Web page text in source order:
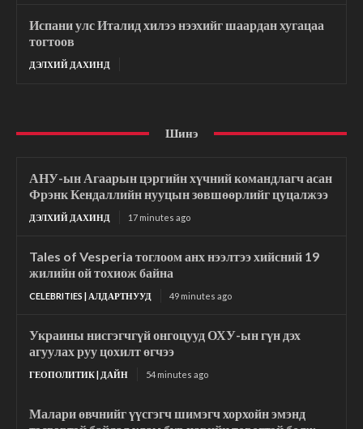
Испани улс Италид хилээ нээхийг шаардан хугацаа
тогтоов
ДЭЛХИЙ ДАХИНД
Шинэ
АНУ-ын Агаарын цэргийн хүчний командлагч асан
Фрэнк Кендаллийн нууцын зөвшөөрлийг цуцалжээ
ДЭЛХИЙ ДАХИНД 17 minutes ago
Tales of Vesperia тоглоом анх нээлтээ хийсний 19
жилийн ой тохиож байна
CELEBRITIES | АЛДАРТНУУД 49 minutes ago
Украины нисгэгчгүй онгоцууд ОХУ-ын гүн дэх
агуулах руу цохилт өгчээ
ГЕОПОЛИТИК | ДАЙН 54 minutes ago
Малари өвчнийг үүсгэгч шимэгч хорхойн эмэнд